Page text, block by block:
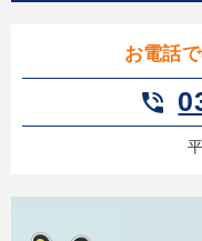
お電話
phone_in_talk